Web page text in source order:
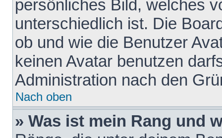
persönliches Bild, welches
unterschiedlich ist. Die
ob und wie die Benutzer
keinen Avatar benutzen
Administration nach den
Nach oben
» Was ist mein Rang und